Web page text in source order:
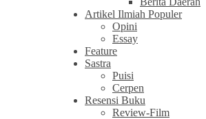
Artikel Ilmiah Populer
Opini
Essay
Feature
Sastra
Puisi
Cerpen
Resensi Buku
Review-Film